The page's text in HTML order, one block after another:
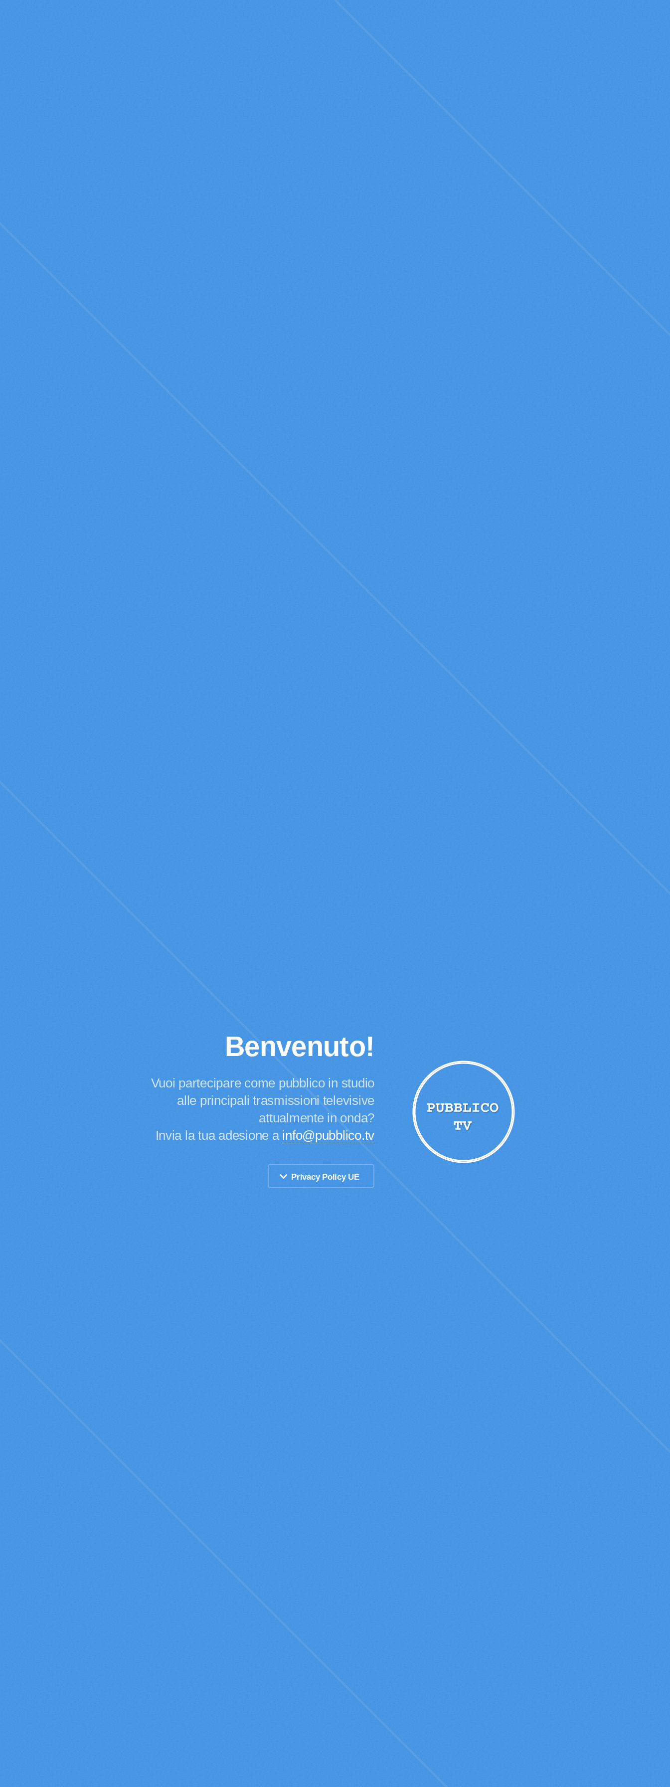
Benvenuto!
Vuoi partecipare come pubblico in studio
alle principali trasmissioni televisive
attualmente in onda?
Invia la tua adesione a info@pubblico.tv
Privacy Policy UE